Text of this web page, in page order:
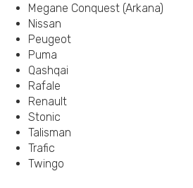
Megane Conquest (Arkana)
Nissan
Peugeot
Puma
Qashqai
Rafale
Renault
Stonic
Talisman
Trafic
Twingo